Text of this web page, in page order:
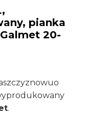
pianka
20-
.